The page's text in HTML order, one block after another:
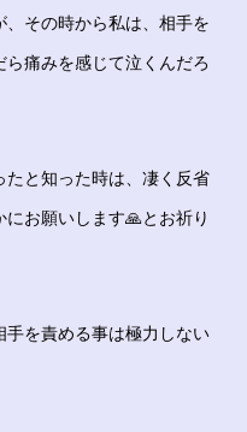
その時から私は、相手を
痛みを感じて泣くんだろ
と知った時は、凄く反省
お願いします🙏とお祈り
を責める事は極力しない